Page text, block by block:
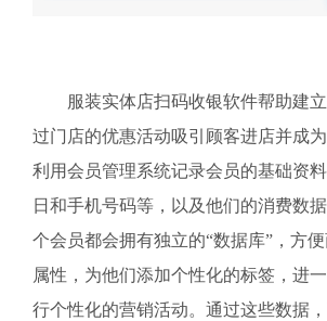
服装实体店扫码收银软件帮助建
过门店的优惠活动吸引顾客进店并成
利用会员管理系统记录会员的基础资
日和手机号码等，以及他们的消费数
个会员都会拥有独立的“数据库”，方
属性，为他们添加个性化的标签，进
行个性化的营销活动。通过这些数据